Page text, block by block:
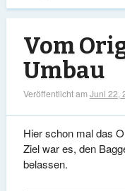
Vom
Umbau
Veröffentlicht amJuni 22,
Hier schon mal das
Ziel war es, den
belassen.